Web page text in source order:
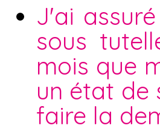
J'ai
sous
mois que
un état de
faire la